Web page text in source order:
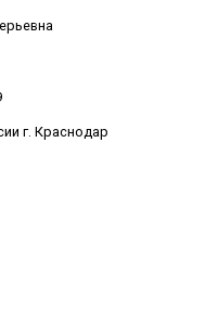
г. Краснодар